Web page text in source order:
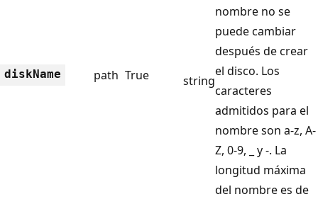
diskName path True string
nombre no se
puede cambiar
después de crear
el disco. Los
caracteres
admitidos para el
nombre son a-z, A-
Z, 0-9, _ y -. La
longitud máxima
del nombre es de